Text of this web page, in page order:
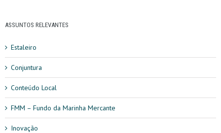
ASSUNTOS RELEVANTES
Estaleiro
Conjuntura
Conteúdo Local
FMM – Fundo da Marinha Mercante
Inovação